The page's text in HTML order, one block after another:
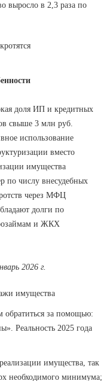
выросло в 2,3 раза по
доля ИП и кредитных
свыше 3 млн руб.
использование
вместо
имущества
по числу внесудебных
через МФЦ
долги по
и ЖКХ
2026 г.
имущества
за помощью:
Реальность 2025 года
имущества, так
необходимого минимума;